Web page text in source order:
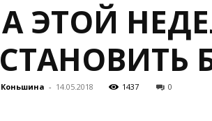
ЭТОЙ
Коньшина - 14.05.2018 1437 0